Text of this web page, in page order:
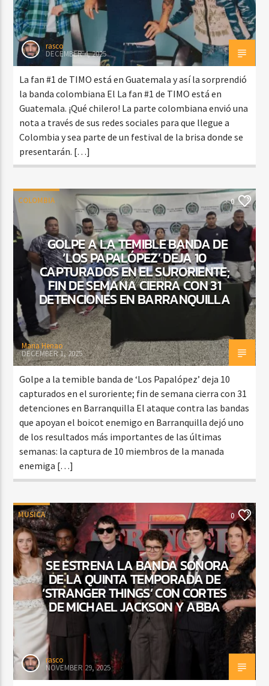
rasco
DECEMBER 4, 2025
La fan #1 de TIMO está en Guatemala y así la sorprendió
la banda colombiana El La fan #1 de TIMO está en
Guatemala. ¡Qué chilero! La parte colombiana envió una
nota a través de sus redes sociales para que llegue a
Colombia y sea parte de un festival de la brisa donde se
presentarán. […]
COLOMBIA 0
GOLPE A LA TEMIBLE BANDA DE
‘LOS PAPALÓPEZ’ DEJA 10
CAPTURADOS EN EL SURORIENTE;
FIN DE SEMANA CIERRA CON 31
DETENCIONES EN BARRANQUILLA
Maria Henao
DECEMBER 1, 2025
Golpe a la temible banda de ‘Los Papalópez’ deja 10
capturados en el suroriente; fin de semana cierra con 31
detenciones en Barranquilla El ataque contra las bandas
que apoyan el boicot enemigo en Barranquilla dejó uno
de los resultados más importantes de las últimas
semanas: la captura de 10 miembros de la manada
enemiga […]
MUSICA 0
SE ESTRENA LA BANDA SONORA
DE LA QUINTA TEMPORADA DE
‘STRANGER THINGS’ CON CORTES
DE MICHAEL JACKSON Y ABBA
rasco
NOVEMBER 29, 2025